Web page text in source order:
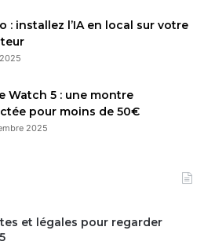
: installez l’IA en local sur votre
Watch 5 : une montre
pour moins de 50€
2025
et légales pour regarder